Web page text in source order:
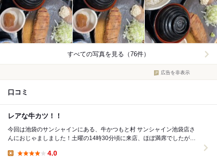
すべての写真を見る（76件）
広告を非表示
口コミ
レアな牛カツ！！
今回は池袋のサンシャインにある、牛かつもと村 サンシャイン池袋店さ
んにおじゃましました！土曜の14時30分頃に来店、ほぼ満席でしたが待
4.0